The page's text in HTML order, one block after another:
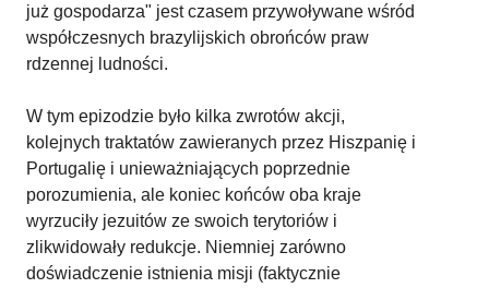
już gospodarza" jest czasem przywoływane wśród
współczesnych brazylijskich obrońców praw
rdzennej ludności.
W tym epizodzie było kilka zwrotów akcji,
kolejnych traktatów zawieranych przez Hiszpanię i
Portugalię i unieważniających poprzednie
porozumienia, ale koniec końców oba kraje
wyrzuciły jezuitów ze swoich terytoriów i
zlikwidowały redukcje. Niemniej zarówno
doświadczenie istnienia misji (faktycznie